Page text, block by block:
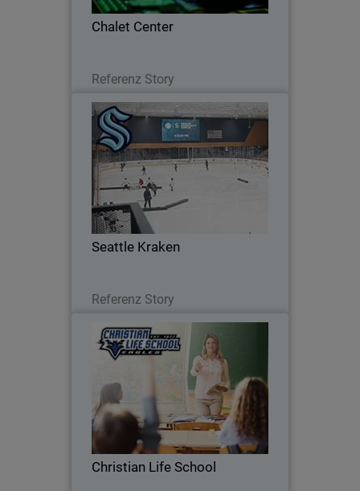
Chalet Center
Referenz Story
Seattle Kraken
Referenz Story
Seattle Kraken
Seattle Kraken Adopt Stronger Cyber
Defense with WatchGuard’s Unified
Christian Life School
Christian Life School
See how Christian Life School uses
WatchGuard to manage its network,
block threats, and ensure a safe
learning environment for students and
staff.